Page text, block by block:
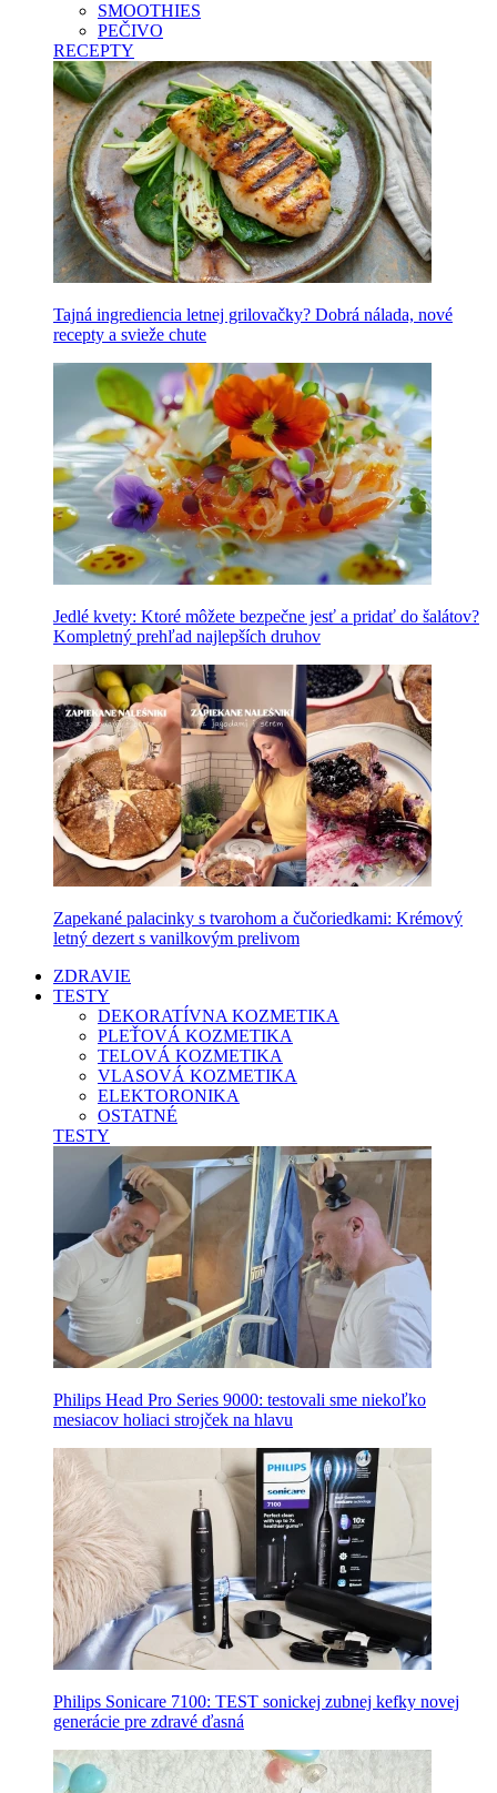
SMOOTHIES
PEČIVO
RECEPTY
Tajná ingrediencia letnej grilovačky? Dobrá nálada, nové
recepty a svieže chute
Jedlé kvety: Ktoré môžete bezpečne jesť a pridať do šalátov?
Kompletný prehľad najlepších druhov
Zapekané palacinky s tvarohom a čučoriedkami: Krémový
letný dezert s vanilkovým prelivom
ZDRAVIE
TESTY
DEKORATÍVNA KOZMETIKA
PLEŤOVÁ KOZMETIKA
TELOVÁ KOZMETIKA
VLASOVÁ KOZMETIKA
ELEKTORONIKA
OSTATNÉ
TESTY
Philips Head Pro Series 9000: testovali sme niekoľko
mesiacov holiaci strojček na hlavu
Philips Sonicare 7100: TEST sonickej zubnej kefky novej
generácie pre zdravé ďasná